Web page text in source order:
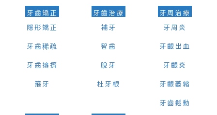
牙齒矯正
隱形矯正
牙齒稀疏
牙齒擁擠
箍牙
牙齒治療
補牙
智齒
脫牙
杜牙根
牙周治療
牙周炎
牙齦出血
牙齦炎
牙齦萎縮
牙齒鬆動